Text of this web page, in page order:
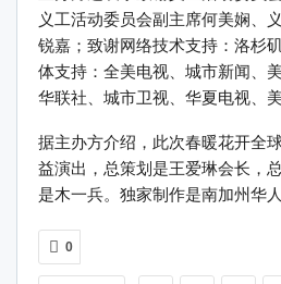
义工活动委员会副主席何美娴、
锐嘉；致谢网络技术支持：洛杉
体支持：全美电视、城市新闻、
华联社、城市卫视、华夏电视、美
据主办方介绍，此次春暖花开全
益演出，总策划是王爱琳会长，
是木一兵。独家制作是南加州华
0